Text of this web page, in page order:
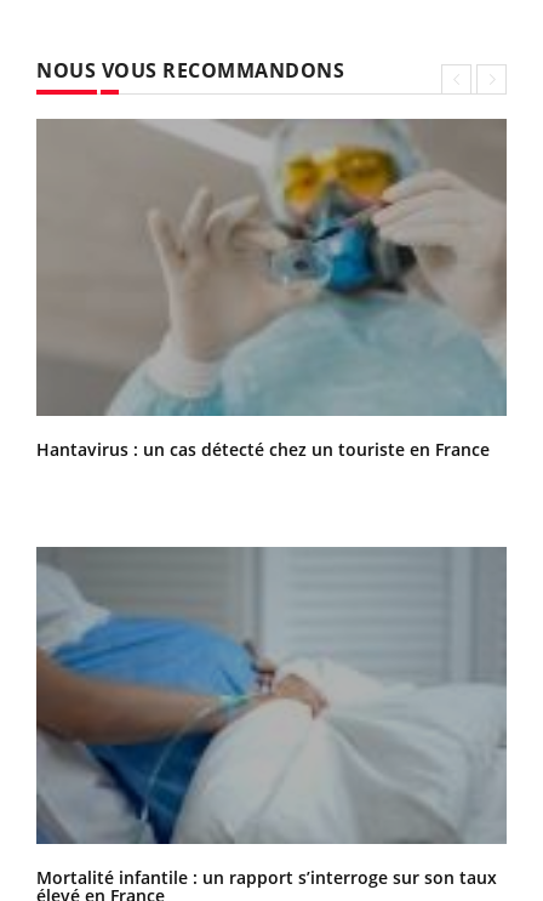
NOUS VOUS RECOMMANDONS
Hantavirus : un cas détecté chez un touriste en France
Mortalité infantile : un rapport s’interroge sur son taux
élevé en France